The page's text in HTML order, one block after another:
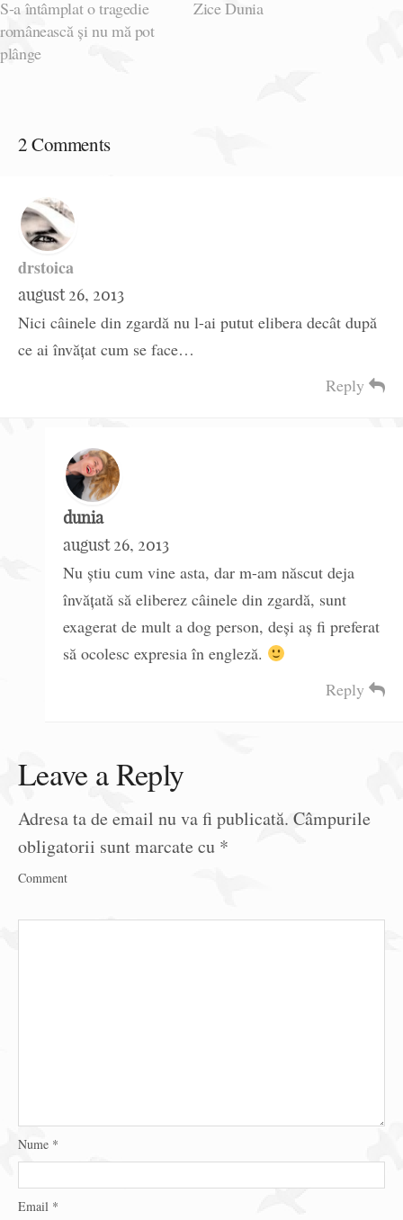
S-a întâmplat o tragedie
românească și nu mă pot
plânge
Zice Dunia
2 Comments
drstoica
august 26, 2013
Nici câinele din zgardă nu l-ai putut elibera decât după
ce ai învățat cum se face…
Reply
dunia
august 26, 2013
Nu știu cum vine asta, dar m-am născut deja
învățată să eliberez câinele din zgardă, sunt
exagerat de mult a dog person, deși aș fi preferat
să ocolesc expresia în engleză.
Reply
Leave a Reply
Adresa ta de email nu va fi publicată. Câmpurile
obligatorii sunt marcate cu *
Comment
Nume *
Email *